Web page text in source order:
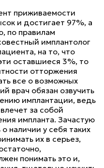
приживаемости
и достигает 97%, а
по правилам
имплантолог
на то, что
оставшиеся 3%, то
отторжения
все о возможных
врач обязан озвучить
имплантации, ведь
за собой
импланта. Зачастую
наличии у себя таких
их в серьез,
понимать это и,